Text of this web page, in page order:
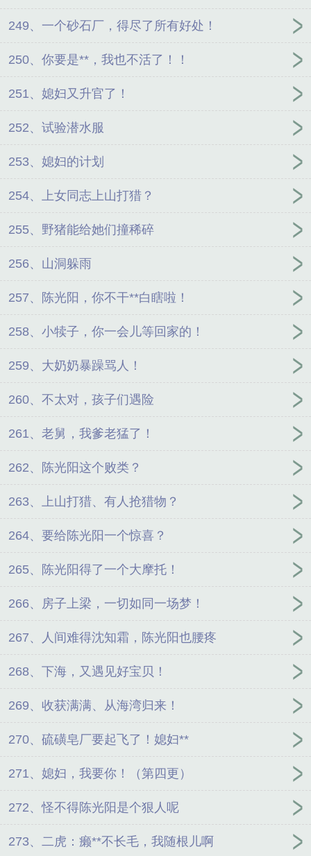
249、一个砂石厂，得尽了所有好处！
250、你要是**，我也不活了！！
251、媳妇又升官了！
252、试验潜水服
253、媳妇的计划
254、上女同志上山打猎？
255、野猪能给她们撞稀碎
256、山洞躲雨
257、陈光阳，你不干**白瞎啦！
258、小犊子，你一会儿等回家的！
259、大奶奶暴躁骂人！
260、不太对，孩子们遇险
261、老舅，我爹老猛了！
262、陈光阳这个败类？
263、上山打猎、有人抢猎物？
264、要给陈光阳一个惊喜？
265、陈光阳得了一个大摩托！
266、房子上梁，一切如同一场梦！
267、人间难得沈知霜，陈光阳也腰疼
268、下海，又遇见好宝贝！
269、收获满满、从海湾归来！
270、硫磺皂厂要起飞了！媳妇**
271、媳妇，我要你！（第四更）
272、怪不得陈光阳是个狠人呢
273、二虎：癞**不长毛，我随根儿啊